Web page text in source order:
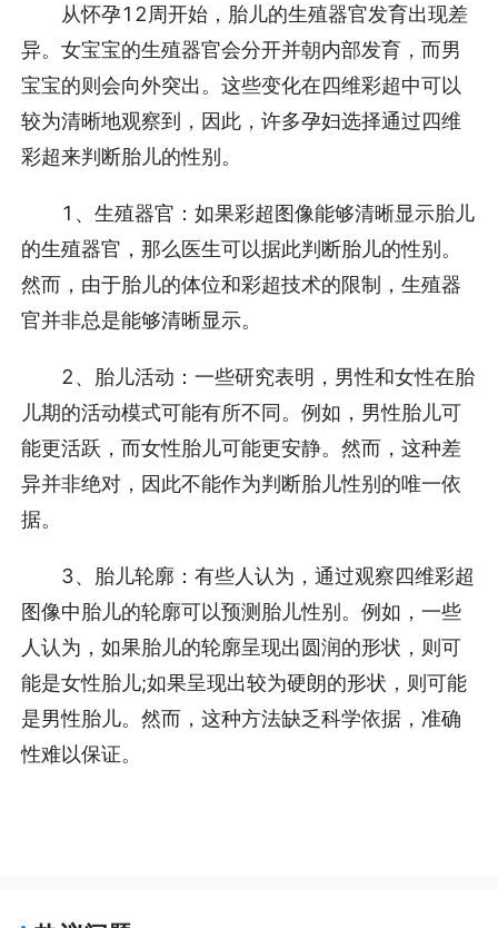
从怀孕12周开始，胎儿的生殖器官发育出现差
异。女宝宝的生殖器官会分开并朝内部发育，而男
宝宝的则会向外突出。这些变化在四维彩超中可以
较为清晰地观察到，因此，许多孕妇选择通过四维
彩超来判断胎儿的性别。
1、生殖器官：如果彩超图像能够清晰显示胎儿
的生殖器官，那么医生可以据此判断胎儿的性别。
然而，由于胎儿的体位和彩超技术的限制，生殖器
官并非总是能够清晰显示。
2、胎儿活动：一些研究表明，男性和女性在胎
儿期的活动模式可能有所不同。例如，男性胎儿可
能更活跃，而女性胎儿可能更安静。然而，这种差
异并非绝对，因此不能作为判断胎儿性别的唯一依
据。
3、胎儿轮廓：有些人认为，通过观察四维彩超
图像中胎儿的轮廓可以预测胎儿性别。例如，一些
人认为，如果胎儿的轮廓呈现出圆润的形状，则可
能是女性胎儿;如果呈现出较为硬朗的形状，则可能
是男性胎儿。然而，这种方法缺乏科学依据，准确
性难以保证。